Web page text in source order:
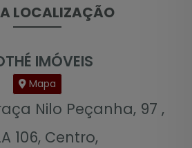
LOCALIZAÇÃO
IMÓVEIS
Mapa
Nilo Peçanha, 97 ,
106, Centro,